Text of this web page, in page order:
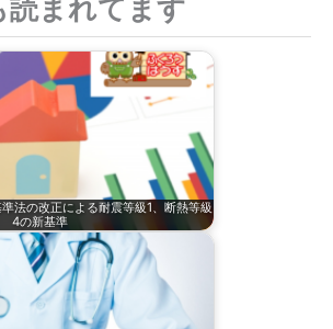
読まれてます
法の改正による耐震等級1、断熱等級
4の新基準